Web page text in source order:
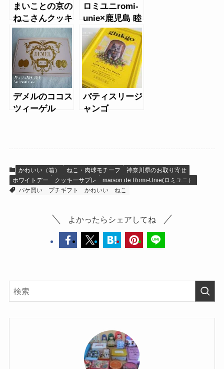
まいことの京の
ねこさんクッキ
ー、柴犬クッキ
ー
ロミユニromi-
unie×鹿児島 睦
サブレ缶
デメルのココス
ツィーゲル
パティスリージ
ャンゴ
かわいい（箱） ねこ・肉球モチーフ
神奈川県のお取り寄せ
ホワイトデー
クッキーサブレ
maison de Romi-Unie(ロミユニ）
パケ買い
プチギフト かわいい ねこ
よかったらシェアしてね